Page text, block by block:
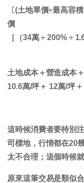
〔(土地單價÷最高容
價
［（34萬 ÷ 200% ÷
土地成本＋營造成本
10.6萬/坪＋ 12萬/坪
這時候消費者要特別
司標地，行情都在20
太不合理；這個時候
原來這筆交易是類似